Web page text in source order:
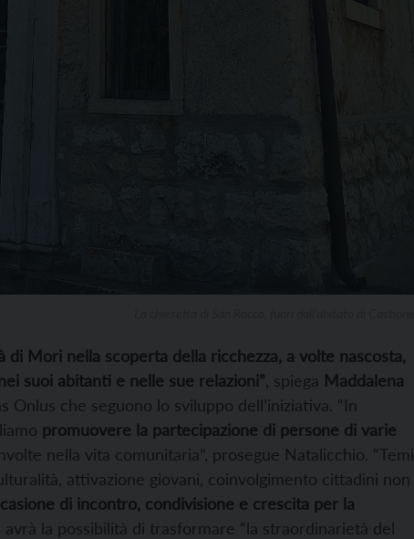
di Mori nella scoperta della ricchezza, a volte nascosta,
suoi abitanti e nelle sue relazioni” , spiega Maddalena
Onlus che seguono lo sviluppo dell’iniziativa. “In
promuovere la partecipazione di persone di varie
nella vita comunitaria”, prosegue Natalicchio. “Temi
attivazione giovani, coinvolgimento cittadini non
di incontro, condivisione e crescita per la
la possibilità di trasformare “la straordinarietà del